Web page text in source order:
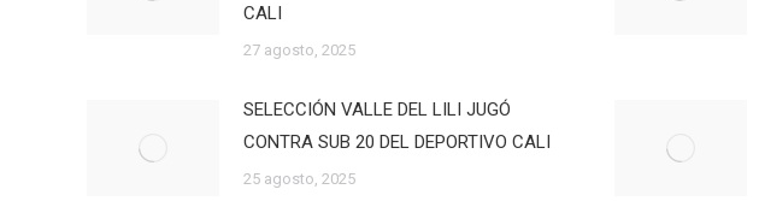
CALI
27 agosto, 2025
SELECCIÓN VALLE DEL LILI JUGÓ
CONTRA SUB 20 DEL DEPORTIVO CALI
25 agosto, 2025